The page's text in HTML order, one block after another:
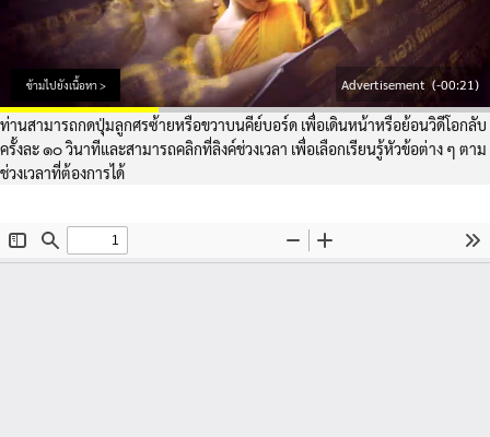
ข้ามไปยังเนื้อหา > Advertisement (-00:20)
ท่านสามารถกดปุ่มลูกศรซ้ายหรือขวาบนคีย์บอร์ด เพื่อเดินหน้าหรือย้อนวิดีโอกลับ
ครั้งละ ๑๐ วินาทีและสามารถคลิกที่ลิงค์ช่วงเวลา เพื่อเลือกเรียนรู้หัวข้อต่าง ๆ ตาม
ช่วงเวลาที่ต้องการได้